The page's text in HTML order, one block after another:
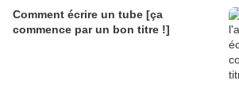
Comment écrire un tube [ça
commence par un bon titre !]